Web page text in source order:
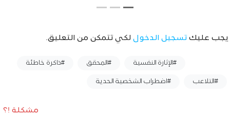
يجب عليك تسجيل الدخول لكي تتمكن من التعليق.
#الإثارة النفسية #المحقق #ذاكرة خاطئة
#التلاعب #اضطراب الشخصية الحدية
مشكلة !؟